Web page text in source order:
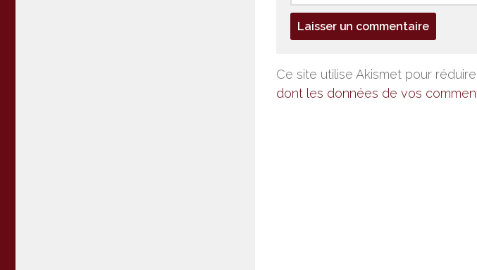
Ce site utilise Akismet pour
dont les données de vos